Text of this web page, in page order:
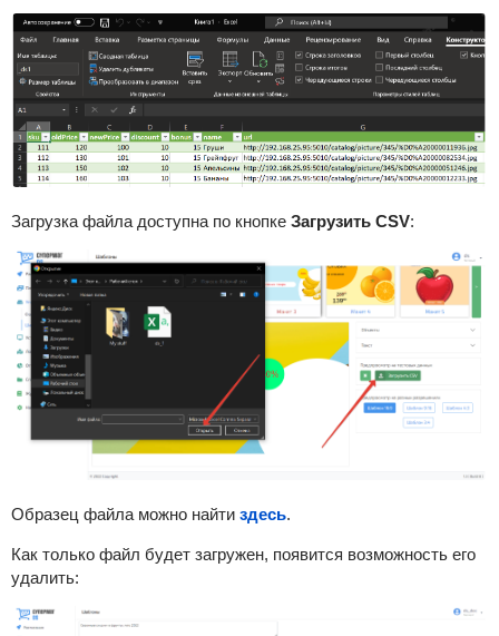
Загрузка файла доступна по кнопке Загрузить CSV:
Образец файла можно найти здесь.
Как только файл будет загружен, появится возможность его
удалить: